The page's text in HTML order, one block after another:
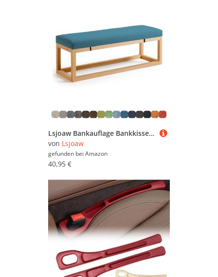
Lsjoaw Bankauflage Bankkissen Sitzauflage Sitzkissen Bank 110X40X5CM Stuhlkissen Bankpolster Schaukel mit abnehmbarem Bezug für Fensterbank Outdoor Gartenmöbel Terrasse Drinnen Sitz,Navy Blue
von Lsjoaw
gefunden bei Amazon
40,95 €